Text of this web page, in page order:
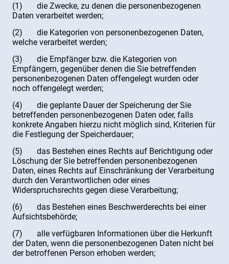
(1) die Zwecke, zu denen die personenbezogenen
Daten verarbeitet werden;
(2) die Kategorien von personenbezogenen Daten,
welche verarbeitet werden;
(3) die Empfänger bzw. die Kategorien von
Empfängern, gegenüber denen die Sie betreffenden
personenbezogenen Daten offengelegt wurden oder
noch offengelegt werden;
(4) die geplante Dauer der Speicherung der Sie
betreffenden personenbezogenen Daten oder, falls
konkrete Angaben hierzu nicht möglich sind, Kriterien für
die Festlegung der Speicherdauer;
(5) das Bestehen eines Rechts auf Berichtigung oder
Löschung der Sie betreffenden personenbezogenen
Daten, eines Rechts auf Einschränkung der Verarbeitung
durch den Verantwortlichen oder eines
Widerspruchsrechts gegen diese Verarbeitung;
(6) das Bestehen eines Beschwerderechts bei einer
Aufsichtsbehörde;
(7) alle verfügbaren Informationen über die Herkunft
der Daten, wenn die personenbezogenen Daten nicht bei
der betroffenen Person erhoben werden;